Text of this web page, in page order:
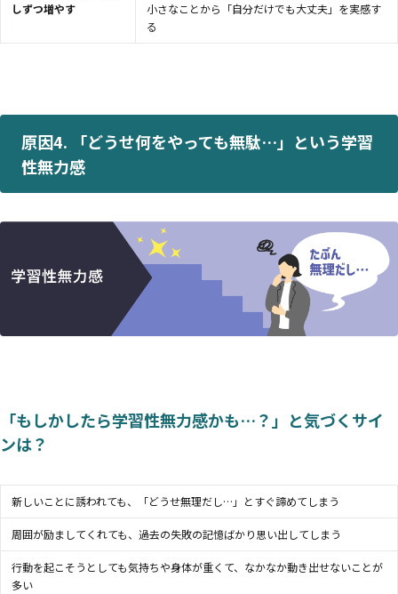
しずつ増やす
小さなことから「自分だけでも大丈夫」を実感す
る
原因4. 「どうせ何をやっても無駄…」という学習
性無力感
「もしかしたら学習性無力感かも…？」と気づくサイ
ンは？
新しいことに誘われても、「どうせ無理だし…」とすぐ諦めてしまう
周囲が励ましてくれても、過去の失敗の記憶ばかり思い出してしまう
行動を起こそうとしても気持ちや身体が重くて、なかなか動き出せないことが
多い